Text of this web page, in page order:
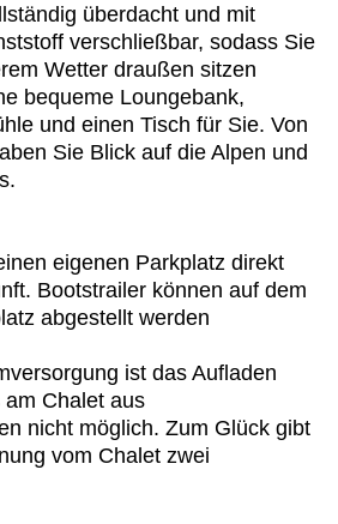
überdacht und mit
verschließbar, sodass Sie
Wetter draußen sitzen
bequeme Loungebank,
und einen Tisch für Sie. Von
Sie Blick auf die Alpen und
eigenen Parkplatz direkt
Bootstrailer können auf dem
abgestellt werden
ist das Aufladen
Chalet aus
nicht möglich. Zum Glück gibt
vom Chalet zwei